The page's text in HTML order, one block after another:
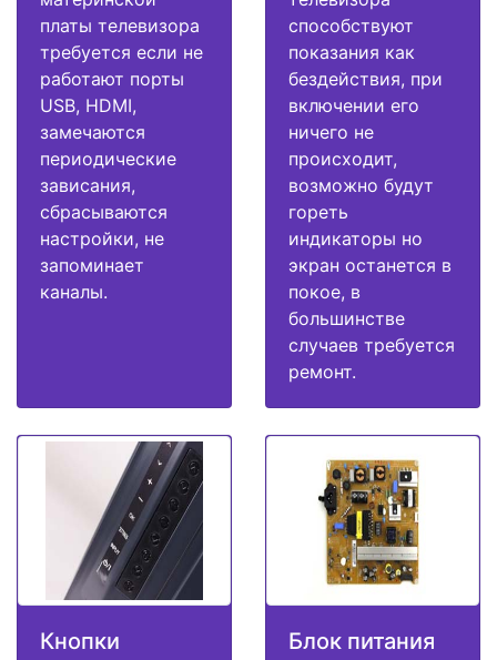
платы телевизора
требуется если не
работают порты
USB, HDMI,
замечаются
периодические
зависания,
сбрасываются
настройки, не
запоминает
каналы.
способствуют
показания как
бездействия, при
включении его
ничего не
происходит,
возможно будут
гореть
индикаторы но
экран останется в
покое, в
большинстве
случаев требуется
ремонт.
Кнопки Блок питания